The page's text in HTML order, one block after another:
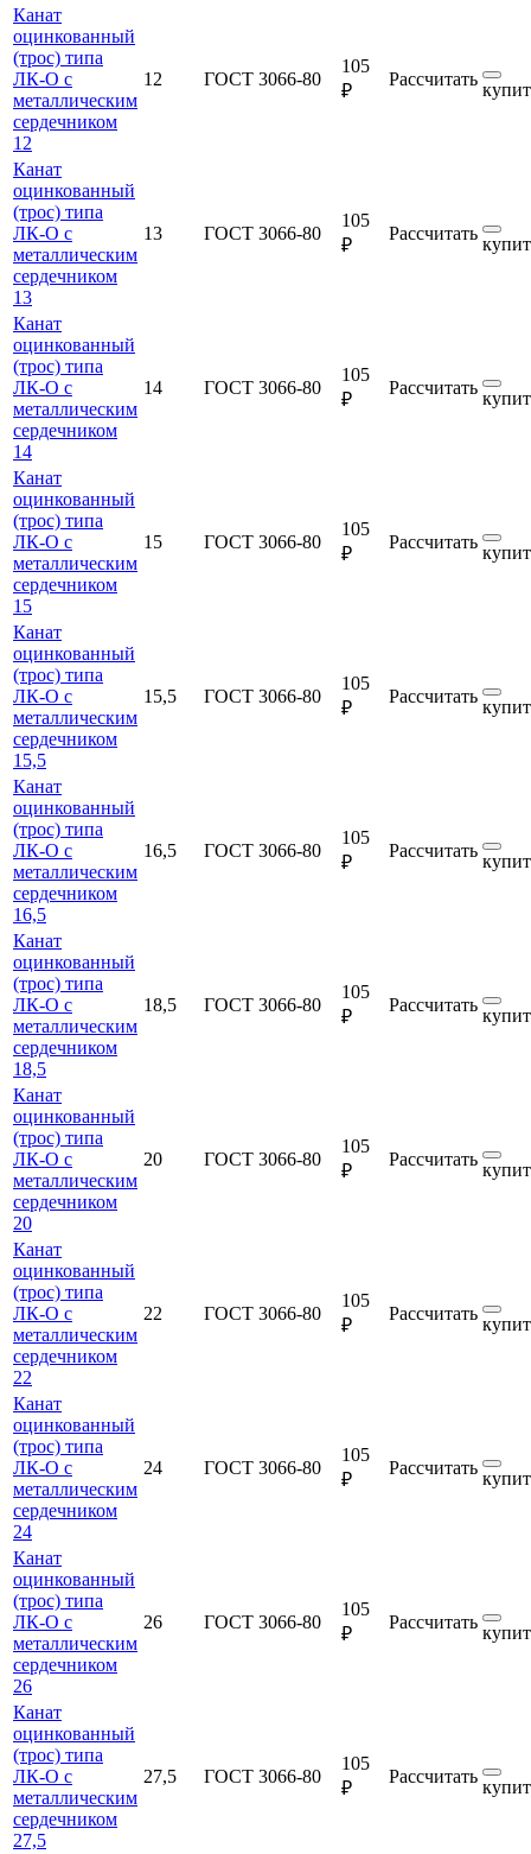
Канат
оцинкованный
(трос) типа
ЛК-О с
металлическим
сердечником
12
12 ГОСТ 3066-80
105
₽
Рассчитать
Канат
оцинкованный
(трос) типа
ЛК-О с
металлическим
сердечником
13
13 ГОСТ 3066-80
105
₽
Рассчитать
Канат
оцинкованный
(трос) типа
ЛК-О с
металлическим
сердечником
14
14 ГОСТ 3066-80
105
₽
Рассчитать
Канат
оцинкованный
(трос) типа
ЛК-О с
металлическим
сердечником
15
15 ГОСТ 3066-80
105
₽
Рассчитать
Канат
оцинкованный
(трос) типа
ЛК-О с
металлическим
сердечником
15,5
15,5 ГОСТ 3066-80
105
₽
Рассчитать
Канат
оцинкованный
(трос) типа
ЛК-О с
металлическим
сердечником
16,5
16,5 ГОСТ 3066-80
105
₽
Рассчитать
Канат
оцинкованный
(трос) типа
ЛК-О с
металлическим
сердечником
18,5
18,5 ГОСТ 3066-80
105
₽
Рассчитать
Канат
оцинкованный
(трос) типа
ЛК-О с
металлическим
сердечником
20
20 ГОСТ 3066-80
105
₽
Рассчитать
Канат
оцинкованный
(трос) типа
ЛК-О с
металлическим
сердечником
22
22 ГОСТ 3066-80
105
₽
Рассчитать
Канат
оцинкованный
(трос) типа
ЛК-О с
металлическим
сердечником
24
24 ГОСТ 3066-80
105
₽
Рассчитать
Канат
оцинкованный
(трос) типа
ЛК-О с
металлическим
сердечником
26
26 ГОСТ 3066-80
105
₽
Рассчитать
Канат
оцинкованный
(трос) типа
ЛК-О с
металлическим
сердечником
27,5
27,5 ГОСТ 3066-80
105
₽
Рассчитать